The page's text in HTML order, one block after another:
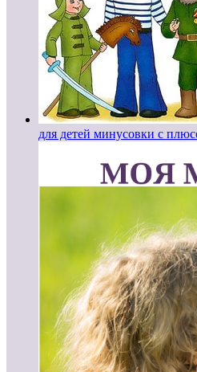
для детей минусовки с